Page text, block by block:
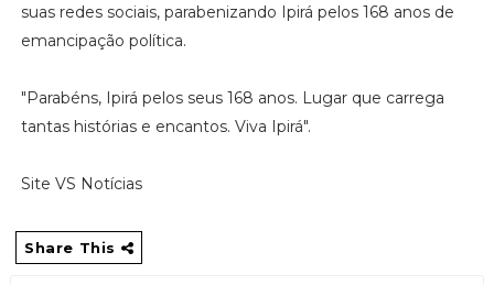
suas redes sociais, parabenizando Ipirá pelos 168 anos de
emancipação política.
"Parabéns, Ipirá pelos seus 168 anos. Lugar que carrega
tantas histórias e encantos. Viva Ipirá".
Site VS Notícias
Share This